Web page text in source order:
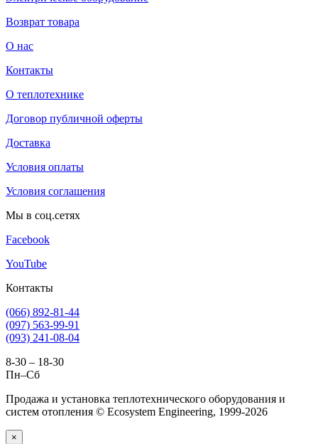
Возврат товара
О нас
Контакты
О теплотехнике
Договор публичной оферты
Доставка
Условия оплаты
Условия соглашения
Мы в соц.сетях
Facebook
YouTube
Контакты
(066) 892-81-44
(097) 563-99-91
(093) 241-08-04
8-30 – 18-30
Пн–Сб
Продажа и установка теплотехнического оборудования и
систем отопления © Ecosystem Engineering, 1999-2026
×